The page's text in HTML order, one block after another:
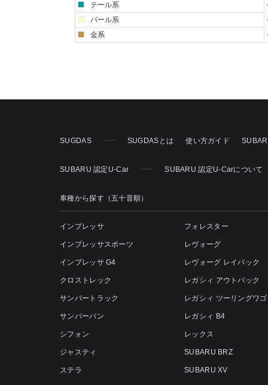
テール系
パール系
金系
SUGDAS SUGDASとは 使い方ガイド
SUBARU 認定U-Car SUBARU 認定U-Carについて
車種から探す（五十音順）
インプレッサ
インプレッサスポーツ
インプレッサ G4
クロストレック
サンバートラック
サンバーバン
シフォン
ジャスティ
ステラ
フォレスター
レヴォーグ
レヴォーグ レイバック
レガシィ アウトバック
レガシィ ツーリングワ
レガシィ B4
レックス
SUBARU BRZ
SUBARU XV